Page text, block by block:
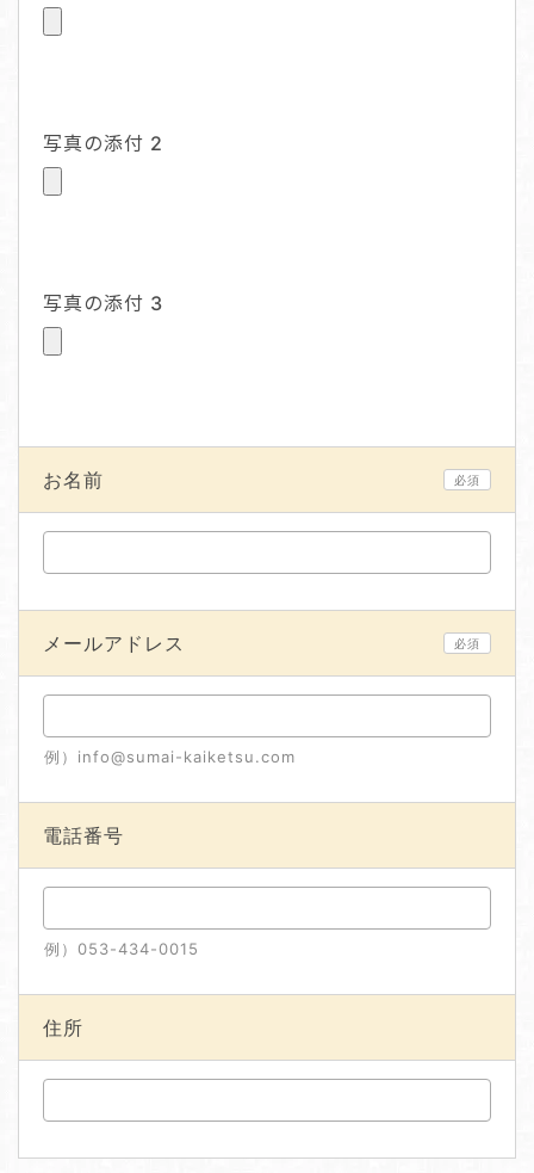
写真の添付 2
写真の添付 3
お名前 必須
メールアドレス 必須
例）info@sumai-kaiketsu.com
電話番号
例）053-434-0015
住所